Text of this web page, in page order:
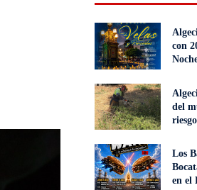
con
del
Los
en el